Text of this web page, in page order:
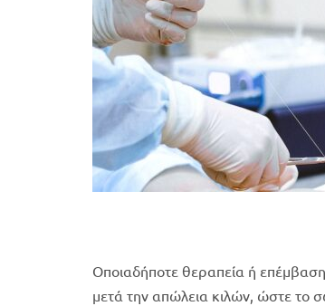
Οποιαδήποτε θεραπεία ή
μετά την απώλεια κιλών, ώστε το